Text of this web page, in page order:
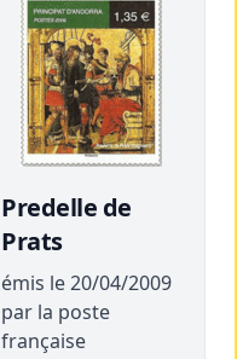
Predelle de
Prats
émis le 20/04/2009
par la poste
française